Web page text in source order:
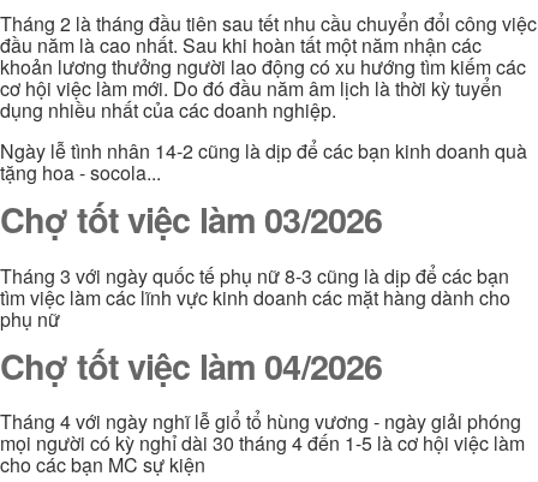
Tháng 2 là tháng đầu tiên sau tết nhu cầu chuyển đổi công việc
đầu năm là cao nhất. Sau khi hoàn tất một năm nhận các
khoản lương thưởng người lao động có xu hướng tìm kiếm các
cơ hội việc làm mới. Do đó đầu năm âm lịch là thời kỳ tuyển
dụng nhiều nhất của các doanh nghiệp.
Ngày lễ tình nhân 14-2 cũng là dịp để các bạn kinh doanh quà
tặng hoa - socola...
Chợ tốt việc làm 03/2026
Tháng 3 với ngày quốc tế phụ nữ 8-3 cũng là dịp để các bạn
tìm việc làm các lĩnh vực kinh doanh các mặt hàng dành cho
phụ nữ
Chợ tốt việc làm 04/2026
Tháng 4 với ngày nghĩ lễ giổ tổ hùng vương - ngày giải phóng
mọi người có kỳ nghỉ dài 30 tháng 4 đến 1-5 là cơ hội việc làm
cho các bạn MC sự kiện